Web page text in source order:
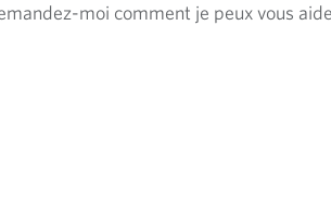
moi comment je peux vous